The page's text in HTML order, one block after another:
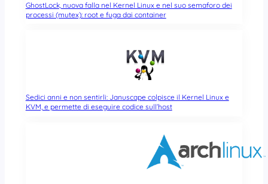
GhostLock, nuova falla nel Kernel Linux e nel suo semaforo dei
processi (mutex): root e fuga dai container
Sedici anni e non sentirli: Januscape colpisce il Kernel Linux e
KVM, e permette di eseguire codice sull’host